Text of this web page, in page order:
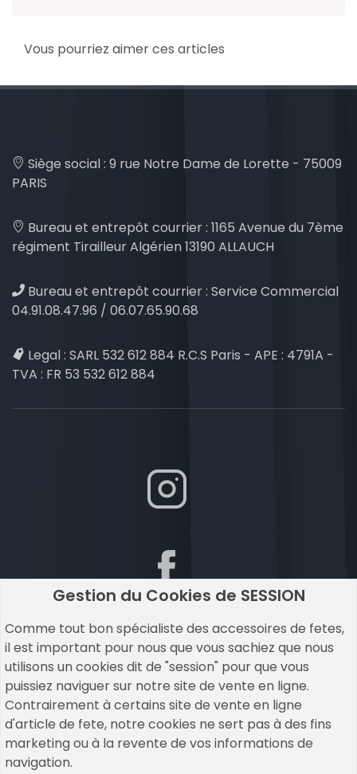
Gestion du Cookies de SESSION
Comme tout bon spécialiste des accessoires de fetes,
il est important pour nous que vous sachiez que nous
utilisons un cookies dit de "session" pour que vous
puissiez naviguer sur notre site de vente en ligne.
Contrairement à certains site de vente en ligne
d'article de fete, notre cookies ne sert pas à des fins
marketing ou à la revente de vos informations de
navigation.
Vous pourriez aimer ces articles
Siège social : 9 rue Notre Dame de Lorette - 75009
PARIS
Bureau et entrepôt courrier : 1165 Avenue du 7ème
régiment Tirailleur Algérien 13190 ALLAUCH
Bureau et entrepôt courrier : Service Commercial
04.91.08.47.96 / 06.07.65.90.68
Legal : SARL 532 612 884 R.C.S Paris - APE : 4791A -
TVA : FR 53 532 612 884